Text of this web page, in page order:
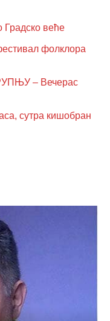
веће
фолклора
– Вечерас
сутра кишобран